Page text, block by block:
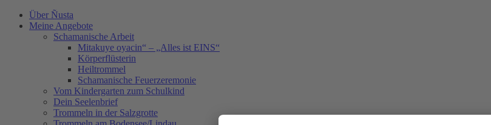
Über Ñusta
Meine Angebote
Schamanische Arbeit
Mitakuye oyacin“ – „Alles ist EINS“
Körperflüsterin
Heiltrommel
Schamanische Feuerzeremonie
Vom Kindergarten zum Schulkind
Dein Seelenbrief
Trommeln in der Salzgrotte